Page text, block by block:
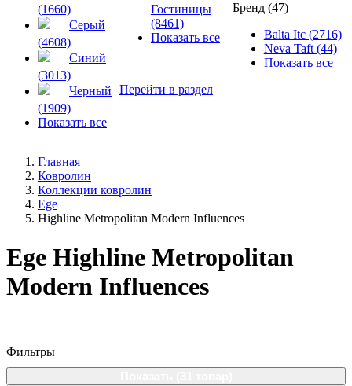
(1660)
Серый
(4608)
Синий
(3013)
Черный
(1909)
Показать все
Гостиницы
(8461)
Показать все
Бренд (47)
Balta Itc (2716)
Neva Taft (44)
Показать все
Перейти в раздел
Главная
Ковролин
Коллекции ковролин
Ege
Highline Metropolitan Modern Influences
Ege Highline Metropolitan
Modern Influences
Фильтры